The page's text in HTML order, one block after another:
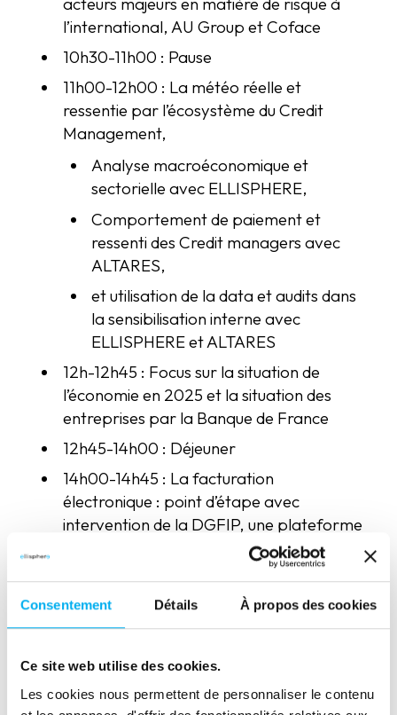
Consentement Détails À propos des cookies
Ce site web utilise des cookies.
Les cookies nous permettent de personnaliser le contenu
l’international, AU Group et Coface
10h30-11h00 : Pause
11h00-12h00 : La météo réelle et
ressentie par l’écosystème du Credit
Management,
Analyse macroéconomique et
sectorielle avec ELLISPHERE,
Comportement de paiement et
ressenti des Credit managers avec
ALTARES,
et utilisation de la data et audits dans
la sensibilisation interne avec
ELLISPHERE et ALTARES
12h-12h45 : Focus sur la situation de
l’économie en 2025 et la situation des
entreprises par la Banque de France
12h45-14h00 : Déjeuner
14h00-14h45 : La facturation
électronique : point d’étape avec
intervention de la DGFIP, une plateforme
: AGICAP, et un spécialiste de la données :
14h45-15h45 : La fraude financière :
comment vous protéger avec SIS ID
16h-17h : Point sur les difficultés des
entreprises avec les intervenants de la